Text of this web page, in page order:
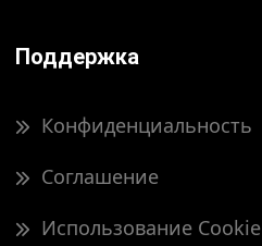
Поддержка
Конфиденциальность
Соглашение
Использование Cookie